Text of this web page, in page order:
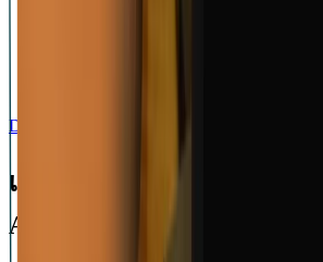
Download on the
เหตุผลที่ทำให้นักดนตรีรีบไป
App สำหรับ Mac